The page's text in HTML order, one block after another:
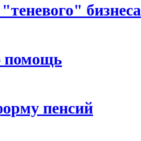
бизнеса
помощь
пенсий